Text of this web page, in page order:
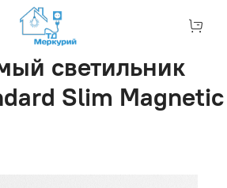
светильник
Slim Magnetic